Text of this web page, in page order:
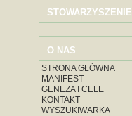
STOWARZYSZENIE
O NAS
STRONA GŁÓWNA
MANIFEST
GENEZA I CELE
KONTAKT
WYSZUKIWARKA